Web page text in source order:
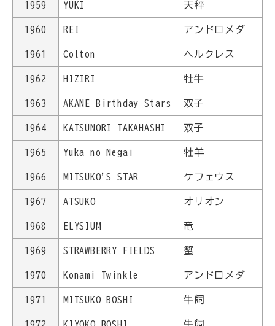
1959 YUKI 天秤
1960 REI アンドロメダ
1961 Colton ヘルクレス
1962 HIZIRI 牡牛
1963 AKANE Birthday Stars 双子
1964 KATSUNORI TAKAHASHI 双子
1965 Yuka no Negai 牡羊
1966 MITSUKO'S STAR ケフェウス
1967 ATSUKO オリオン
1968 ELYSIUM 竜
1969 STRAWBERRY FIELDS 蟹
1970 Konami Twinkle アンドロメダ
1971 MITSUKO BOSHI 牛飼